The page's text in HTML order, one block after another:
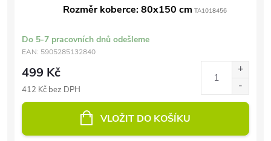
Rozměr koberce: 80x150 cm TA1018456
Do 5-7 pracovních dnů odešleme
EAN: 5905285132840
499 Kč
412 Kč bez DPH
VLOŽIT DO KOŠÍKU